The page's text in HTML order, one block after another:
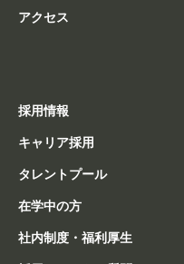
アクセス
採用情報
キャリア採用
タレントプール
在学中の方
社内制度・福利厚生